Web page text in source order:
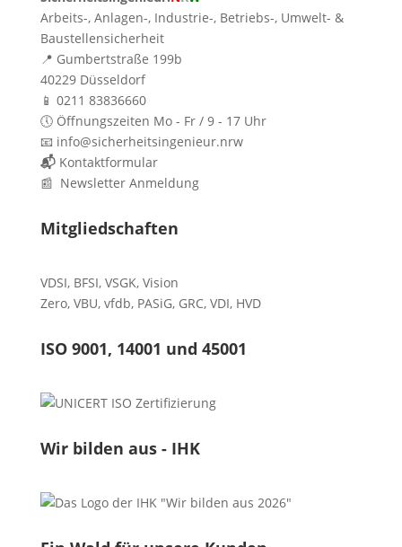
Arbeits-, Anlagen-, Industrie-, Betriebs-, Umwelt- &
Baustellensicherheit
📍 Gumbertstraße 199b
40229 Düsseldorf
📱 0211 83836660
🕔 Öffnungszeiten Mo - Fr / 9 - 17 Uhr
📧 info@sicherheitsingenieur.nrw
📬 Kontaktformular
📰 Newsletter Anmeldung
Mitgliedschaften
VDSI, BFSI, VSGK, Vision
Zero, VBU, vfdb, PASiG, GRC, VDI, HVD
ISO 9001, 14001 und 45001
Wir bilden aus - IHK